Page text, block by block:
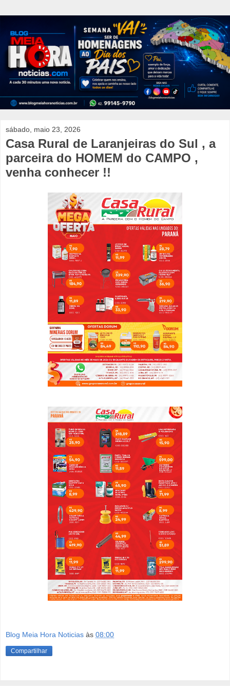
sábado, maio 23, 2026
Casa Rural de Laranjeiras do Sul , a
parceira do HOMEM do CAMPO ,
venha conhecer !!
Blog Meia Hora Noticias às 08:00
Compartilhar